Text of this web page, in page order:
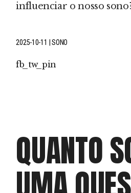
influenciar o nosso
2025-10-11 SONO
fb tw pin
QUANTO